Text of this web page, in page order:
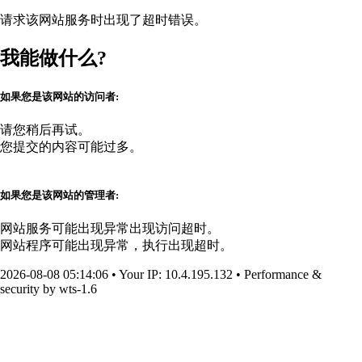
请求该网站服务时出现了超时错误。
我能做什么?
如果您是该网站的访问者:
请您稍后再试。
您提交的内容可能过多。
如果您是该网站的管理者:
网站服务可能出现异常出现访问超时。
网站程序可能出现异常，执行出现超时。
2026-08-08 05:14:06 • Your IP: 10.4.195.132 • Performance &
security by wts-1.6